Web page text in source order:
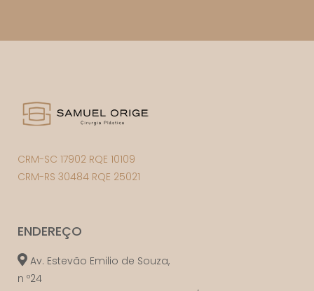
CRM-SC 17902 RQE 10109
CRM-RS 30484 RQE 25021
ENDEREÇO
Av. Estevão Emilio de Souza,
n º24